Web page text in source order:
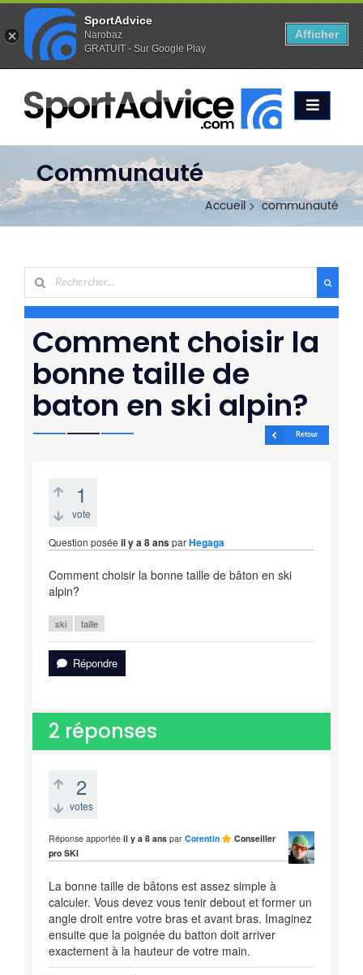
Favoris (0) Alertes (0)
ACCUEIL
SKIS
2020
CONSEILS
RÉPONSES
CONTACT
Communauté
Accueil communauté
Comment choisir la
bonne taille de
baton en ski alpin?
Retour
1
vote
Question posée il y a 8 ansparHegaga
Comment choisir la bonne taille de bâton en ski
alpin?
ski taille
Répondre
2 réponses
2
votes
Réponse apportée il y a 8 ans par Corentin
Conseiller
pro SKI
La bonne taille de bâtons est assez simple à
calculer. Vous devez vous tenir debout et former un
angle droit entre votre bras et avant bras. Imaginez
ensuite que la poignée du batton doit arriver
exactement à la hauteur de votre main.
SportAdvice
Narobaz
GRATUIT - Sur Google Play
Afficher